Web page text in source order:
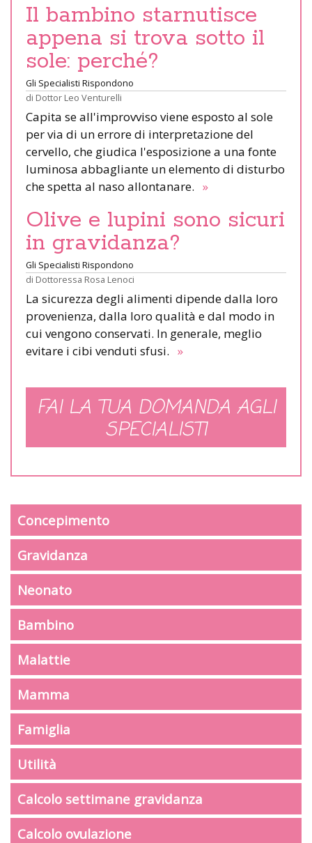
Il bambino starnutisce
appena si trova sotto il
sole: perché?
Gli Specialisti Rispondono
di Dottor Leo Venturelli
Capita se all'improvviso viene esposto al sole
per via di un errore di interpretazione del
cervello, che giudica l'esposizione a una fonte
luminosa abbagliante un elemento di disturbo
che spetta al naso allontanare. »
Olive e lupini sono sicuri
in gravidanza?
Gli Specialisti Rispondono
di Dottoressa Rosa Lenoci
La sicurezza degli alimenti dipende dalla loro
provenienza, dalla loro qualità e dal modo in
cui vengono conservati. In generale, meglio
evitare i cibi venduti sfusi. »
FAI LA TUA DOMANDA AGLI
SPECIALISTI
Concepimento
Gravidanza
Neonato
Bambino
Malattie
Mamma
Famiglia
Utilità
Calcolo settimane gravidanza
Calcolo ovulazione